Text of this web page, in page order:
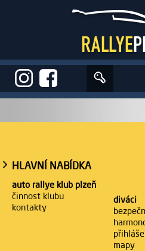
HLAVNÍ NABÍDKA
auto rallye klub plzeň
činnost klubu
kontakty
diváci
mapy